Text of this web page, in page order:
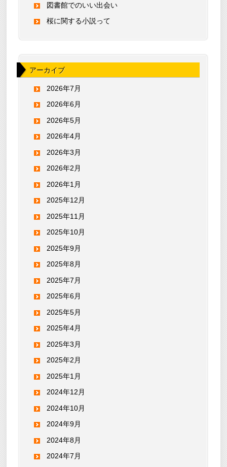
図書館でのいい出会い
桜に関する小説って
アーカイブ
2026年7月
2026年6月
2026年5月
2026年4月
2026年3月
2026年2月
2026年1月
2025年12月
2025年11月
2025年10月
2025年9月
2025年8月
2025年7月
2025年6月
2025年5月
2025年4月
2025年3月
2025年2月
2025年1月
2024年12月
2024年10月
2024年9月
2024年8月
2024年7月